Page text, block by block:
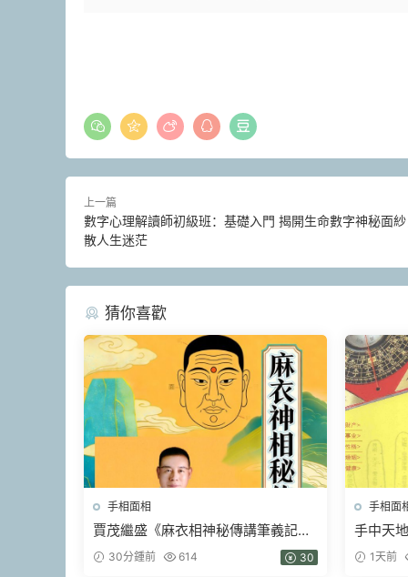
上一篇
數字心理解讀師初級班：基礎入門 揭開生命數字神秘面
散人生迷茫
猜你喜歡
手相面相
賈茂繼‬盛《麻衣相神‬秘傳講筆義‬記
+麻衣神相藝四‬通玄高面階‬相篇》2本
pdf
30分鍾前 614 30
手相面
手中天
1天前